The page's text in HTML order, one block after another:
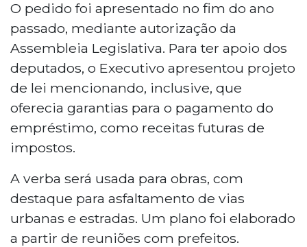
O pedido foi apresentado no fim do ano
passado, mediante autorização da
Assembleia Legislativa. Para ter apoio dos
deputados, o Executivo apresentou projeto
de lei mencionando, inclusive, que
oferecia garantias para o pagamento do
empréstimo, como receitas futuras de
impostos.
A verba será usada para obras, com
destaque para asfaltamento de vias
urbanas e estradas. Um plano foi elaborado
a partir de reuniões com prefeitos.